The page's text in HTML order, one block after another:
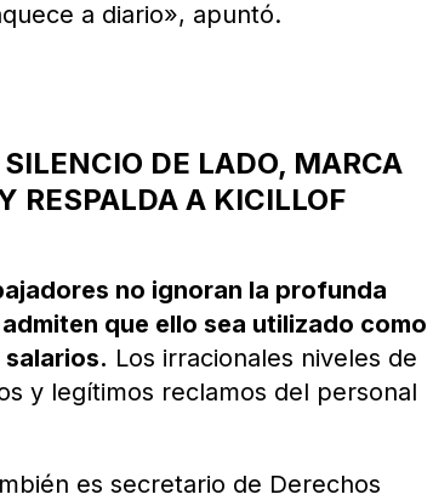
a diario», apuntó.
DE LADO, MARCA
RESPALDA A KICILLOF
no ignoran la profunda
que ello sea utilizado como
Los irracionales niveles de
y legítimos reclamos del personal
es secretario de Derechos